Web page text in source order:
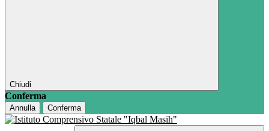
Chiudi
Conferma
Annulla Conferma